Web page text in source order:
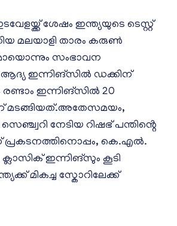
ശേഷം ഇന്ത്യയുടെ ടെസ്റ്റ്
മലയാളി താരം കരുൺ
സംഭാവന
ആദ്യ ഇന്നിങ്സിൽ ഡക്കിന്
രണ്ടാം ഇന്നിങ്സിൽ 20
നേടിയ റിഷഭ് പന്തിൻ്റെ
പ്രകടനത്തിനൊപ്പം, കെ.എൽ.
ക്ലാസിക് ഇന്നിങ്സും കൂടി
മികച്ച സ്കോറിലേക്ക്